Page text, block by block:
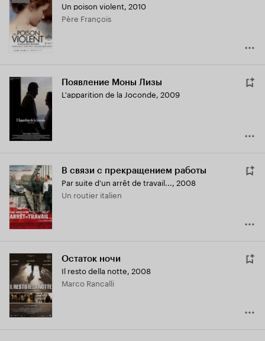
Кинопоиска
5.8
Un poison violent, 2010
Père François
Появление Моны Лизы
L'apparition de la Joconde, 2009
В связи с прекращением работы
Par suite d'un arrêt de travail..., 2008
Un routier italien
Остаток ночи
Il resto della notte, 2008
Marco Rancalli